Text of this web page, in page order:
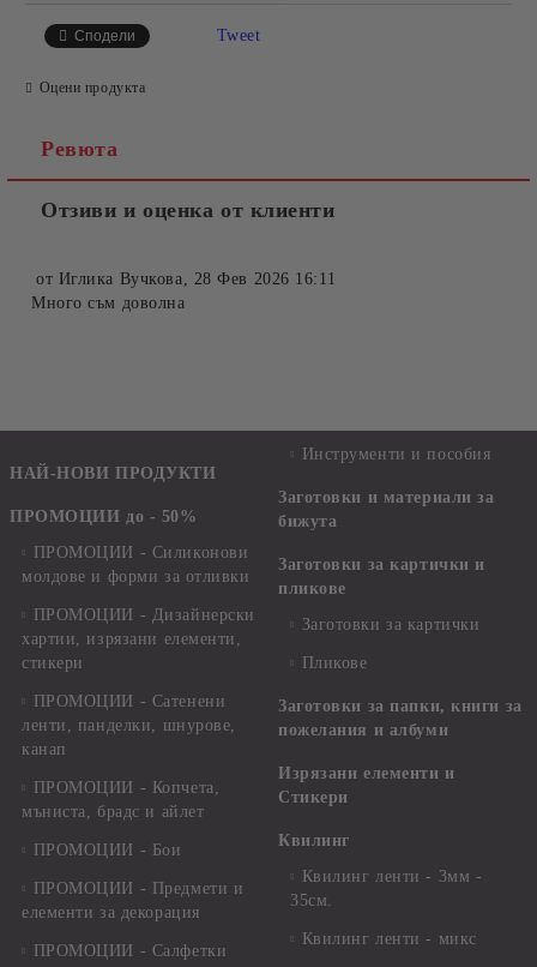
Сподели Tweet
Оцени продукта
Ревюта
Отзиви и оценка от клиенти
от Иглика Вучкова, 28 Фев 2026 16:11
Много съм доволна
НАЙ-НОВИ ПРОДУКТИ
ПРОМОЦИИ до - 50%
ПРОМОЦИИ - Силиконови
молдове и форми за отливки
ПРОМОЦИИ - Дизайнерски
хартии, изрязани елементи,
стикери
ПРОМОЦИИ - Сатенени
ленти, панделки, шнурове,
канап
ПРОМОЦИИ - Копчета,
мъниста, брадс и айлет
ПРОМОЦИИ - Бои
ПРОМОЦИИ - Предмети и
елементи за декорация
ПРОМОЦИИ - Салфетки
Инструменти и пособия
Заготовки и материали за
бижута
Заготовки за картички и
пликове
Заготовки за картички
Пликове
Заготовки за папки, книги за
пожелания и албуми
Изрязани елементи и
Стикери
Квилинг
Квилинг ленти - 3мм -
35см.
Квилинг ленти - микс